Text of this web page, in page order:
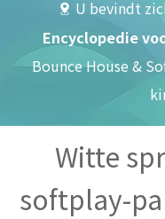
U bevindt
Encyclopedie
Bounce House &
Witte
softplay-